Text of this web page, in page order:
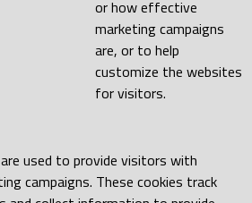
or how effective
marketing campaigns
are, or to help
customize the websites
for visitors.
used to provide visitors with
campaigns. These cookies track